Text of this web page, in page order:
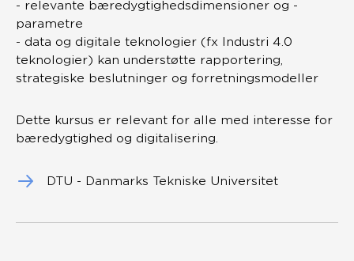
- relevante bæredygtighedsdimensioner og -
parametre
- data og digitale teknologier (fx Industri 4.0
teknologier) kan understøtte rapportering,
strategiske beslutninger og forretningsmodeller
Dette kursus er relevant for alle med interesse for
bæredygtighed og digitalisering.
DTU - Danmarks Tekniske Universitet